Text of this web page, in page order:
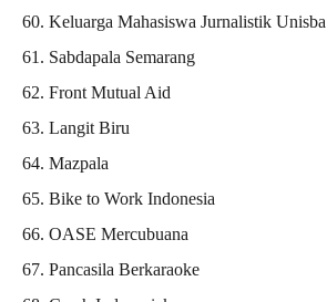
Keluarga Mahasiswa Jurnalistik Unisba
Sabdapala Semarang
Front Mutual Aid
Langit Biru
Mazpala
Bike to Work Indonesia
OASE Mercubuana
Pancasila Berkaraoke